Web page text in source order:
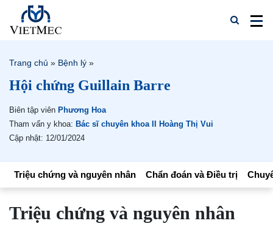
Trang chủ » Bệnh lý »
Hội chứng Guillain Barre
Biên tập viên Phương Hoa
Tham vấn y khoa: Bác sĩ chuyên khoa II Hoàng Thị Vui
Cập nhật: 12/01/2024
Triệu chứng và nguyên nhân Chẩn đoán và Điều trị
Triệu chứng và nguyên nhân